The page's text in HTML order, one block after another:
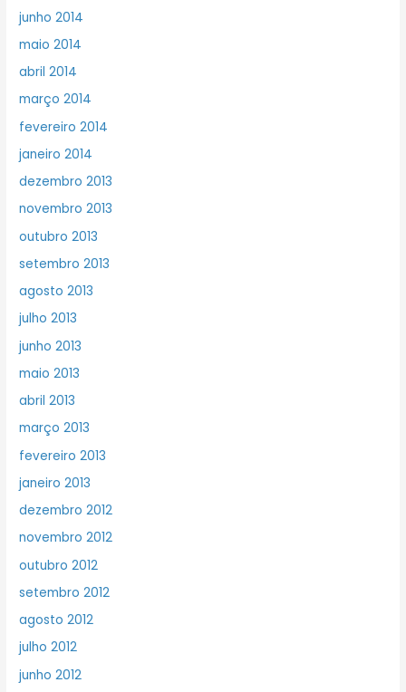
junho 2014
maio 2014
abril 2014
março 2014
fevereiro 2014
janeiro 2014
dezembro 2013
novembro 2013
outubro 2013
setembro 2013
agosto 2013
julho 2013
junho 2013
maio 2013
abril 2013
março 2013
fevereiro 2013
janeiro 2013
dezembro 2012
novembro 2012
outubro 2012
setembro 2012
agosto 2012
julho 2012
junho 2012